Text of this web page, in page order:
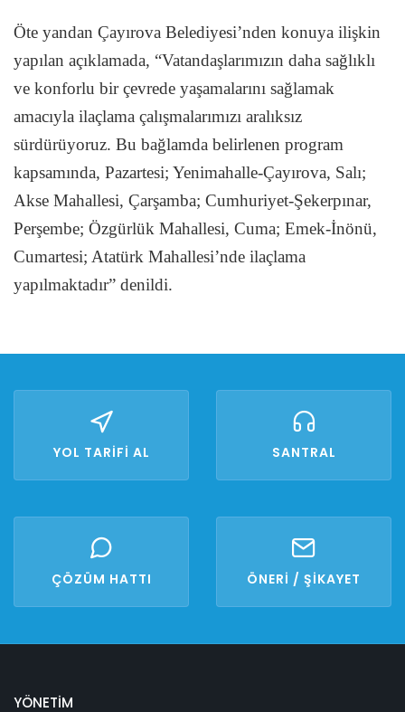
Öte yandan Çayırova Belediyesi’nden konuya ilişkin
yapılan açıklamada, “Vatandaşlarımızın daha sağlıklı
ve konforlu bir çevrede yaşamalarını sağlamak
amacıyla ilaçlama çalışmalarımızı aralıksız
sürdürüyoruz. Bu bağlamda belirlenen program
kapsamında, Pazartesi; Yenimahalle-Çayırova, Salı;
Akse Mahallesi, Çarşamba; Cumhuriyet-Şekerpınar,
Perşembe; Özgürlük Mahallesi, Cuma; Emek-İnönü,
Cumartesi; Atatürk Mahallesi’nde ilaçlama
yapılmaktadır” denildi.
YOL TARİFİ AL SANTRAL
ÇÖZÜM HATTI ÖNERİ / ŞİKAYET
YÖNETİM